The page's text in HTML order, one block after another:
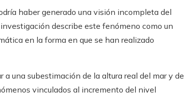
haber generado una visión incompleta del
describe este fenómeno como un
en la forma en que se han realizado
una subestimación de la altura real del mar y de
vinculados al incremento del nivel